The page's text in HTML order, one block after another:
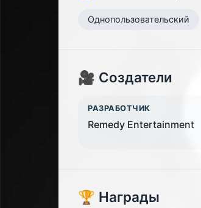
Однопользовательский
🎥 Создатели
РАЗРАБОТЧИК
Remedy Entertainment
🏆 Награды